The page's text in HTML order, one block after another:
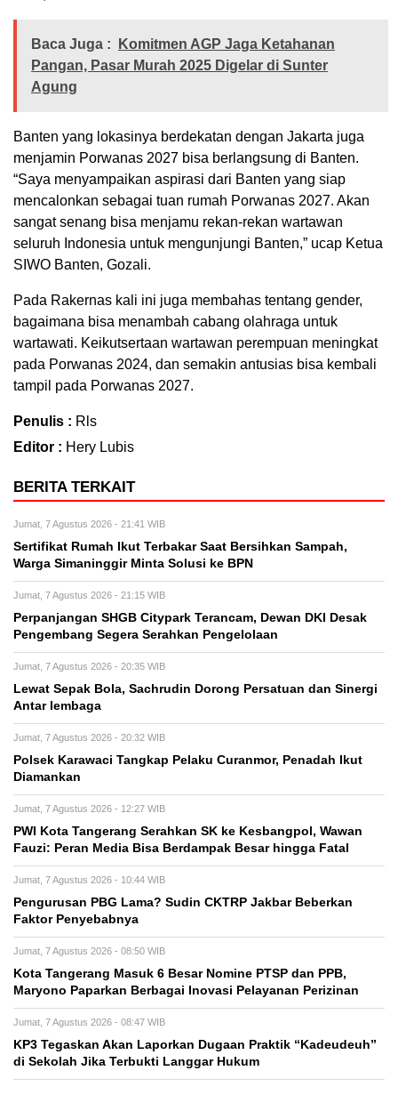
Baca Juga :
Komitmen AGP Jaga Ketahanan
Pangan, Pasar Murah 2025 Digelar di Sunter
Agung
Banten yang lokasinya berdekatan dengan Jakarta juga
menjamin Porwanas 2027 bisa berlangsung di Banten.
“Saya menyampaikan aspirasi dari Banten yang siap
mencalonkan sebagai tuan rumah Porwanas 2027. Akan
sangat senang bisa menjamu rekan-rekan wartawan
seluruh Indonesia untuk mengunjungi Banten,” ucap Ketua
SIWO Banten, Gozali.
Pada Rakernas kali ini juga membahas tentang gender,
bagaimana bisa menambah cabang olahraga untuk
wartawati. Keikutsertaan wartawan perempuan meningkat
pada Porwanas 2024, dan semakin antusias bisa kembali
tampil pada Porwanas 2027.
Penulis : Rls
Editor : Hery Lubis
BERITA TERKAIT
Jumat, 7 Agustus 2026 - 21:41 WIB
Sertifikat Rumah Ikut Terbakar Saat Bersihkan Sampah,
Warga Simaninggir Minta Solusi ke BPN
Jumat, 7 Agustus 2026 - 21:15 WIB
Perpanjangan SHGB Citypark Terancam, Dewan DKI Desak
Pengembang Segera Serahkan Pengelolaan
Jumat, 7 Agustus 2026 - 20:35 WIB
Lewat Sepak Bola, Sachrudin Dorong Persatuan dan Sinergi
Antar lembaga
Jumat, 7 Agustus 2026 - 20:32 WIB
Polsek Karawaci Tangkap Pelaku Curanmor, Penadah Ikut
Diamankan
Jumat, 7 Agustus 2026 - 12:27 WIB
PWI Kota Tangerang Serahkan SK ke Kesbangpol, Wawan
Fauzi: Peran Media Bisa Berdampak Besar hingga Fatal
Jumat, 7 Agustus 2026 - 10:44 WIB
Pengurusan PBG Lama? Sudin CKTRP Jakbar Beberkan
Faktor Penyebabnya
Jumat, 7 Agustus 2026 - 08:50 WIB
Kota Tangerang Masuk 6 Besar Nomine PTSP dan PPB,
Maryono Paparkan Berbagai Inovasi Pelayanan Perizinan
Jumat, 7 Agustus 2026 - 08:47 WIB
KP3 Tegaskan Akan Laporkan Dugaan Praktik “Kadeudeuh”
di Sekolah Jika Terbukti Langgar Hukum